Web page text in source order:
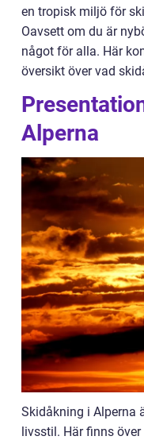
en tropisk miljö för
Oavsett om du är
något för alla. Här
översikt över vad
Alperna
Skidåkning i Alperna
livsstil. Här finns